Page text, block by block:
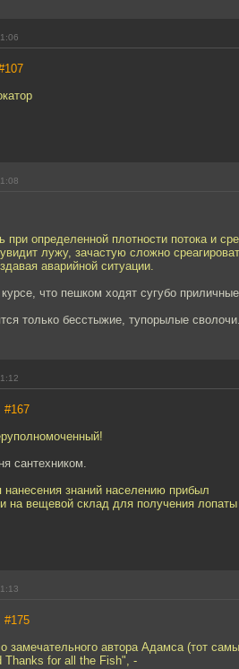
определенной плотности потока и
лужу, зачастую сложно
аварийной ситуации.
что пешком ходят сугубо
только бесстыжие, тупорылые сволочи.
#167
сантехником.
знаний населению прибыл
на вещевой склад для получения лопаты
#175
замечательного автора Адамса (тот
Thanks for all the Fish", -